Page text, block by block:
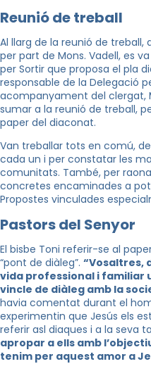
Reunió de treball
Al llarg de la reunió de treball,
per part de Mons. Vadell, es
per Sortir que proposa el pla
responsable de la Delegació
acompanyament del clergat,
sumar a la reunió de treball,
paper del diaconat.
Van treballar tots en comú,
cada un i per constatar les
comunitats. També, per
concretes encaminades a
Propostes vinculades
Pastors del Senyor
El bisbe Toni referir-se al
“pont de diàleg”. “Vosaltres,
vida professional i familiar
vincle de diàleg amb la
havia comentat durant el
experimentin que Jesús els
referir asl diaques i a la seva
apropar a ells amb
tenim per aquest amor a